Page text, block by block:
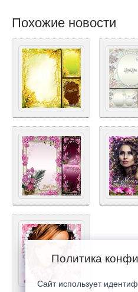
Похожие новости
Политика
Сайт использует